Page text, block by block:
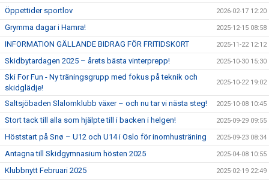
Öppettider sportlov 2026-02-17 12:20
Grymma dagar i Hamra! 2025-12-15 08:58
INFORMATION GÄLLANDE BIDRAG FÖR FRITIDSKORT 2025-11-22 12:12
Skidbytardagen 2025 – årets bästa vinterprepp! 2025-10-30 15:30
Ski For Fun - Ny träningsgrupp med fokus på teknik och
skidglädje!
2025-10-22 19:02
Saltsjöbaden Slalomklubb växer – och nu tar vi nästa steg! 2025-10-08 10:45
Stort tack till alla som hjälpte till i backen i helgen! 2025-09-29 09:55
Höststart på Snø – U12 och U14 i Oslo för inomhusträning 2025-09-23 08:34
Antagna till Skidgymnasium hösten 2025 2025-04-08 10:55
Klubbnytt Februari 2025 2025-02-19 22:49